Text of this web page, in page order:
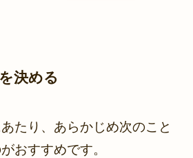
決める
たり、あらかじめ次のこと
おすすめです。